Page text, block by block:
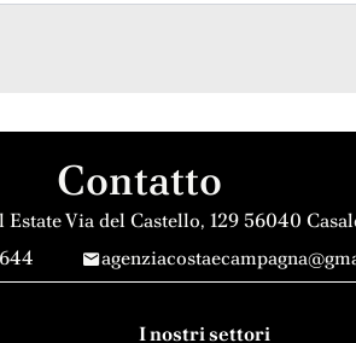
Contatto
EstateVia del Castello, 12956040
I nostri settori